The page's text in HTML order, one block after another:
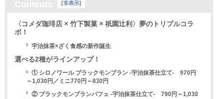
非表示
〈コメダ珈琲店 × 竹下製菓 × 祇園辻利〉夢のトリプルコラ
ボ！
宇治抹茶×ざく食感の新作誕生
選べる2種がラインアップ！
① シロノワール ブラックモンブラン -宇治抹茶仕立て- 970円
～1,030円／ミニ770円～830円
② ブラックモンブランパフェ -宇治抹茶仕立て- 790円～1,030